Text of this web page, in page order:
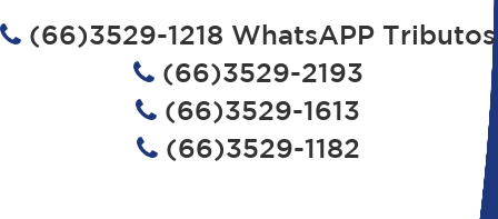
(66)3529-1218 WhatsAPP Tributos
(66)3529-2193
(66)3529-1613
(66)3529-1182